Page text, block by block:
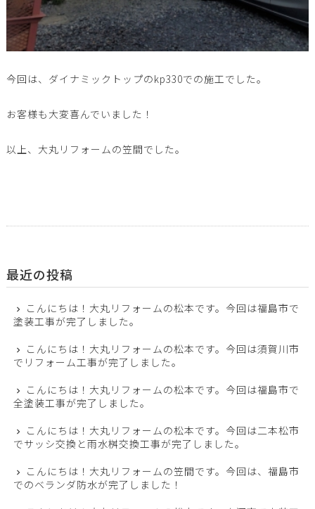
今回は、ダイナミックトップのkp330での施工でした。
お客様も大変喜んでいました！
以上、大丸リフォームの笠間でした。
最近の投稿
こんにちは！大丸リフォームの松本です。今回は福島市で
塗装工事が完了しました。
こんにちは！大丸リフォームの松本です。今回は須賀川市
でリフォーム工事が完了しました。
こんにちは！大丸リフォームの松本です。今回は福島市で
全塗装工事が完了しました。
こんにちは！大丸リフォームの松本です。今回は二本松市
でサッシ交換と雨水桝交換工事が完了しました。
こんにちは！大丸リフォームの笠間です。今回は、福島市
でのベランダ防水が完了しました！